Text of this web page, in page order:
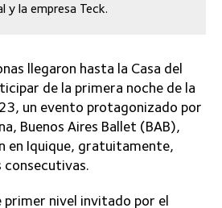
y la empresa Teck.
llegaron hasta la Casa del
de la primera noche de la
un evento protagonizado por
Buenos Aires Ballet (BAB),
en Iquique, gratuitamente,
primer nivel invitado por el